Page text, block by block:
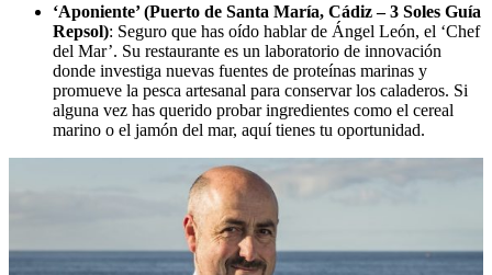
‘Aponiente’ (Puerto de Santa María, Cádiz – 3 Soles Guía
Repsol): Seguro que has oído hablar de Ángel León, el ‘Chef
del Mar’. Su restaurante es un laboratorio de innovación
donde investiga nuevas fuentes de proteínas marinas y
promueve la pesca artesanal para conservar los caladeros. Si
alguna vez has querido probar ingredientes como el cereal
marino o el jamón del mar, aquí tienes tu oportunidad.